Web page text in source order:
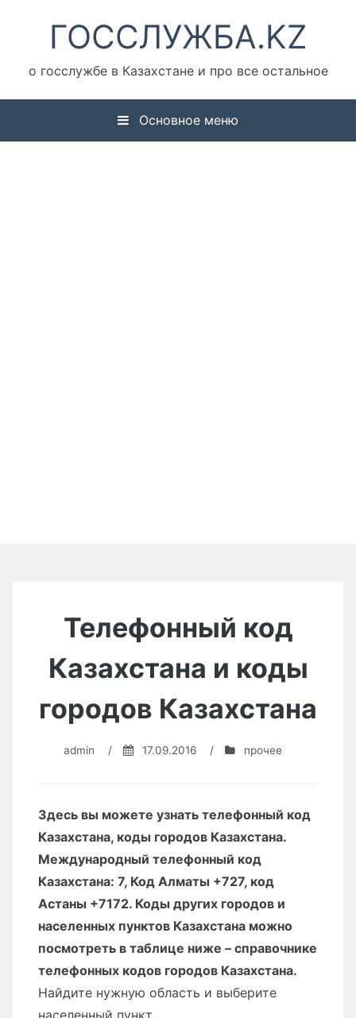
содержимомуГОССЛУЖБА.KZ
о госслужбе в Казахстане и про все остальное
Основное меню
Телефонный код
Казахстана и коды
городов Казахстана
admin / 17.09.2016 / прочее
Здесь вы можете узнать телефонный код
Казахстана, коды городов Казахстана.
Международный телефонный код
Казахстана: 7, Код Алматы +727, код
Астаны +7172. Коды других городов и
населенных пунктов Казахстана можно
посмотреть в таблице ниже – справочнике
телефонных кодов городов Казахстана.
Найдите нужную область и выберите
населенный пункт.